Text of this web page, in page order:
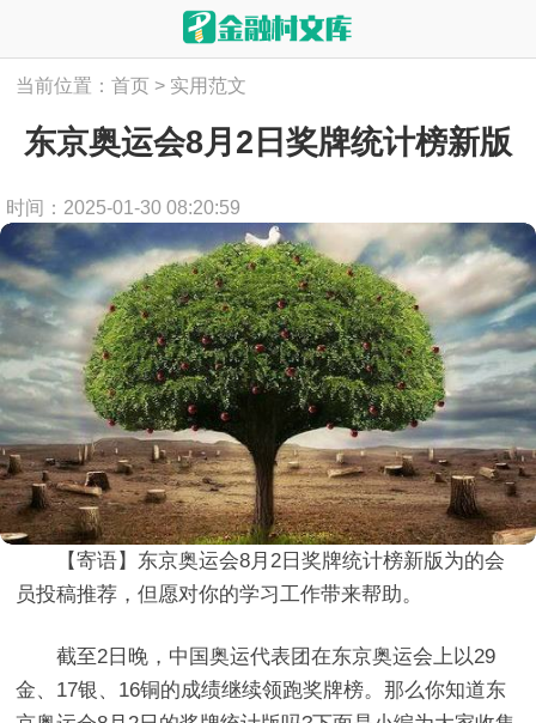
当前位置：首页 > 实用范文
东京奥运会8月2日奖牌统计榜新版
时间：2025-01-30 08:20:59
【寄语】东京奥运会8月2日奖牌统计榜新版为的会
员投稿推荐，但愿对你的学习工作带来帮助。
截至2日晚，中国奥运代表团在东京奥运会上以29
金、17银、16铜的成绩继续领跑奖牌榜。那么你知道东